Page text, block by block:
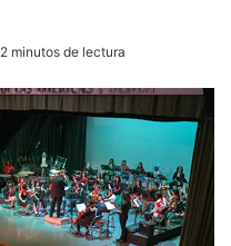
2 minutos de lectura